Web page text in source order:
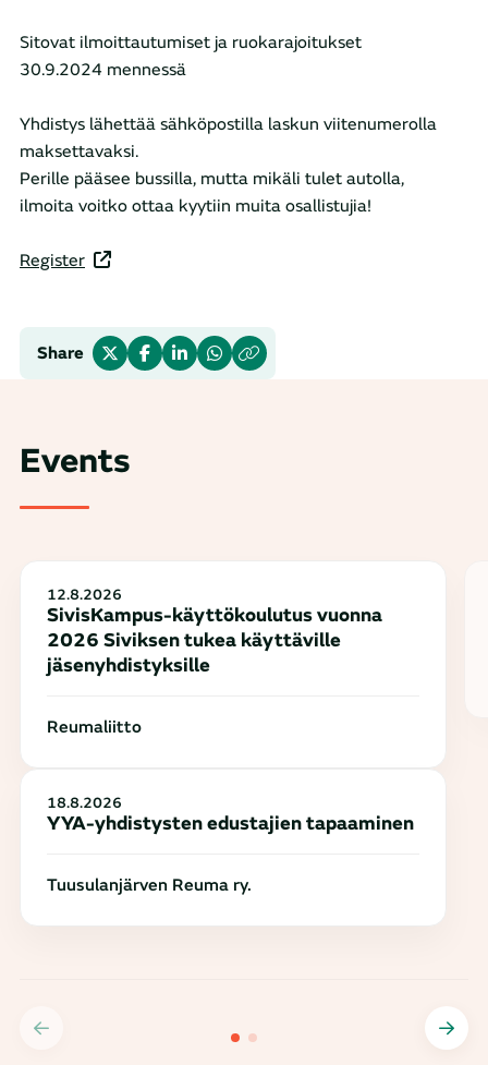
Sitovat ilmoittautumiset ja ruokarajoitukset
30.9.2024 mennessä
Yhdistys lähettää sähköpostilla laskun viitenumerolla
maksettavaksi.
Perille pääsee bussilla, mutta mikäli tulet autolla,
ilmoita voitko ottaa kyytiin muita osallistujia!
Register
Share
Events
12.8.2026
SivisKampus-käyttökoulutus vuonna
2026 Siviksen tukea käyttäville
jäsenyhdistyksille
Reumaliitto
18.8.2026
YYA-yhdistysten edustajien tapaaminen
Tuusulanjärven Reuma ry.